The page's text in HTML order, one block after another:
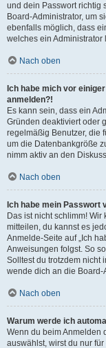
und dein Passwort richtig
Board-Administrator, um
ebenfalls möglich, dass
welches ein Administrator
Nach oben
Ich habe mich vor
anmelden?!
Es kann sein, dass ein
Gründen deaktiviert oder
regelmäßig Benutzer, die
um die Datenbankgröße
nimm aktiv an den
Nach oben
Ich habe mein Passwort
Das ist nicht schlimm!
mitteilen, du kannst es
Anmelde-Seite auf „Ich
Anweisungen folgst. So
Solltest du trotzdem nicht
wende dich an die Board-
Nach oben
Warum werde ich
Wenn du beim Anmelden
auswählst, wirst du nur